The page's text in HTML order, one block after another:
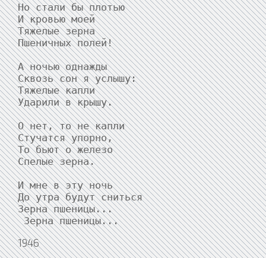
Но стали бы плотью
И кровью моей
Тяжелые зерна
Пшеничных полей!
А ночью однажды
Сквозь сон я услышу:
Тяжелые капли
Ударили в крышу.
О нет, то не капли
Стучатся упорно,
То бьют о железо
Спелые зерна.
И мне в эту ночь
До утра будут сниться
Зерна пшеницы...
Зерна пшеницы...
1946